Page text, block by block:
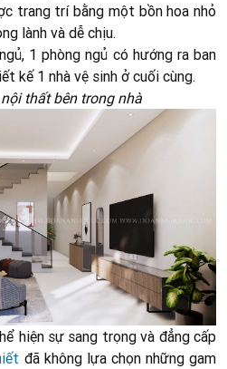
trang trí bằng một bồn hoa nhỏ
lành và dễ chịu.
1 phòng ngủ có hướng ra ban
kế 1 nhà vệ sinh ở cuối cùng.
thất bên trong nhà
hiện sự sang trọng và đẳng cấp
đã không lựa chọn những gam